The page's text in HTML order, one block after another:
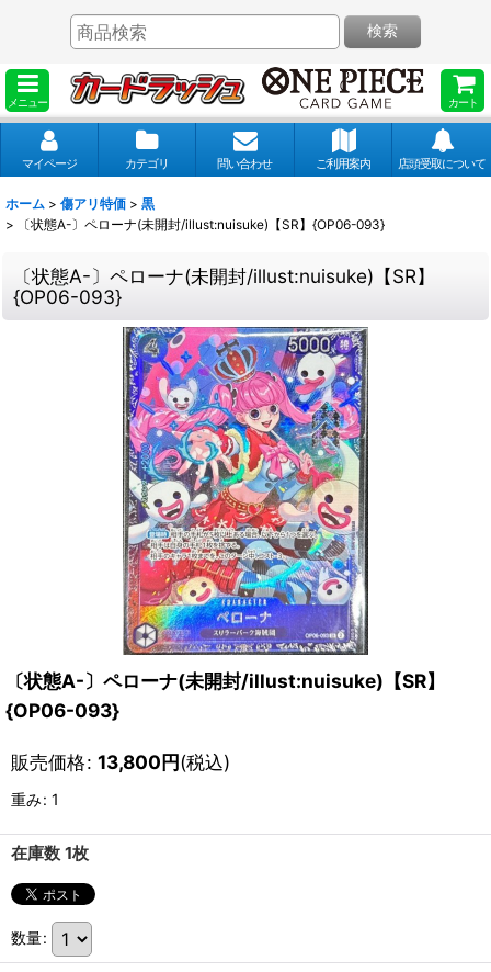
メニュー カート
検索
マイページ カテゴリ 問い合わせ ご利用案内 店頭受取について
ホーム > 傷アリ特価 > 黒
>
〔状態A-〕ペローナ(未開封/illust:nuisuke)【SR】{OP06-093}
〔状態A-〕ペローナ(未開封/illust:nuisuke)【SR】
{OP06-093}
〔状態A-〕ペローナ(未開封/illust:nuisuke)【SR】
{OP06-093}
販売価格: 13,800円(税込)
重み: 1
在庫数 1枚
数量: